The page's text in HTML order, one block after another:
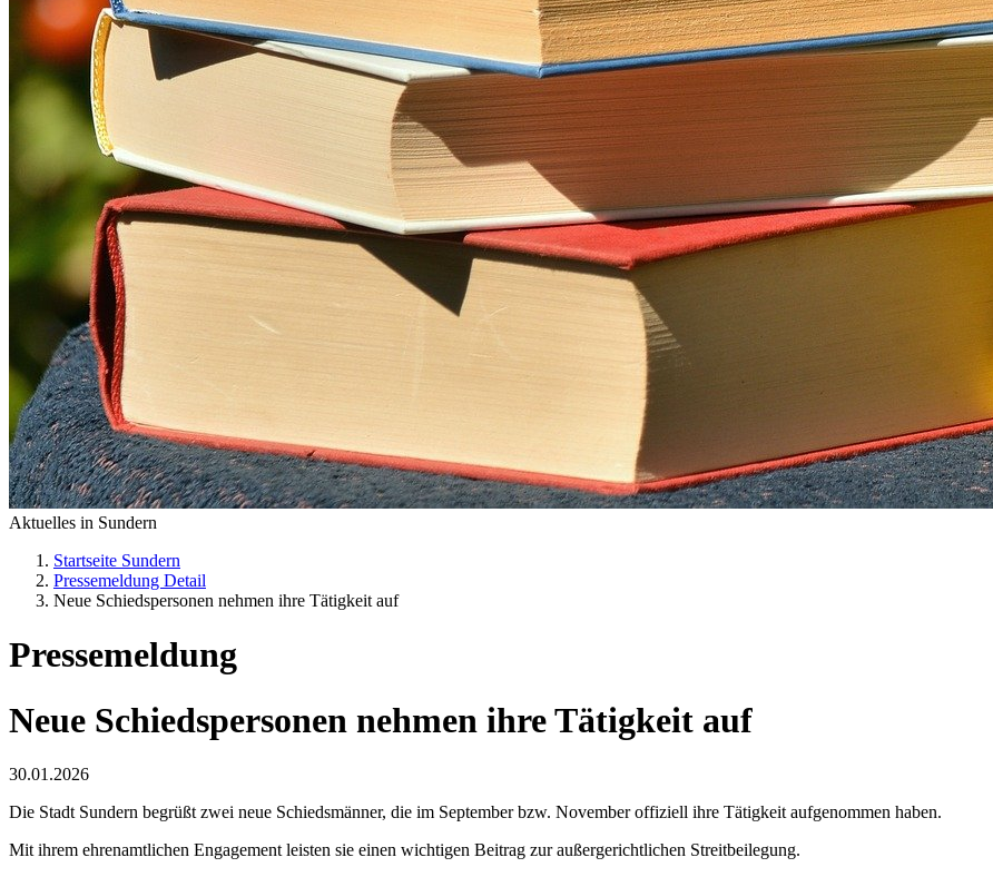
Aktuelles in Sundern
Startseite Sundern
Pressemeldung Detail
Neue Schiedspersonen nehmen ihre Tätigkeit auf
Pressemeldung
Neue Schiedspersonen nehmen ihre Tätigkeit auf
30.01.2026
Die Stadt Sundern begrüßt zwei neue Schiedsmänner, die im September bzw. November offiziell ihre Tätigkeit aufgenommen haben.
Mit ihrem ehrenamtlichen Engagement leisten sie einen wichtigen Beitrag zur außergerichtlichen Streitbeilegung.